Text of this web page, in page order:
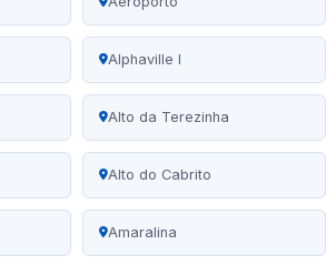
Alphaville I
Alto da Terezinha
Alto do Cabrito
Amaralina